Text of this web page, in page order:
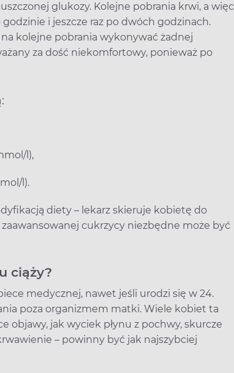
glukozy. Kolejne pobrania krwi, a więc
i jeszcze raz po dwóch godzinach.
kolejne pobrania wykonywać żadnej
za dość niekomfortowy, ponieważ po
l),
l).
diety – lekarz skieruje kobietę do
cukrzycy niezbędne może być
ciąży?
medycznej, nawet jeśli urodzi się w 24.
poza organizmem matki. Wiele kobiet ta
objawy, jak wyciek płynu z pochwy, skurcze
– powinny być jak najszybciej